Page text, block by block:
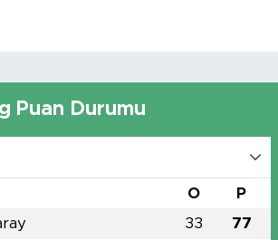
Puan Durumu
O P
33 77